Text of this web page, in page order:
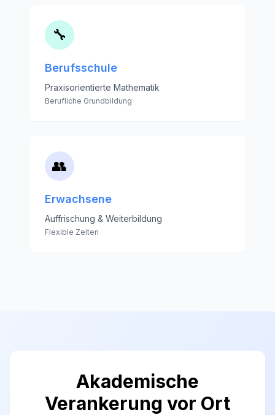
🔧
Berufsschule
Praxisorientierte Mathematik
Berufliche Grundbildung
👥
Erwachsene
Auffrischung & Weiterbildung
Flexible Zeiten
Akademische
Verankerung vor Ort